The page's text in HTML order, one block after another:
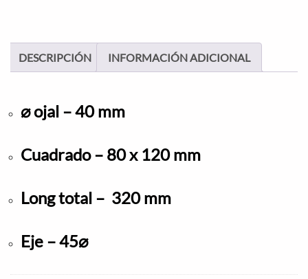
DESCRIPCIÓN INFORMACIÓN ADICIONAL
⌀ ojal – 40 mm
Cuadrado – 80 x 120 mm
Long total – 320 mm
Eje – 45⌀